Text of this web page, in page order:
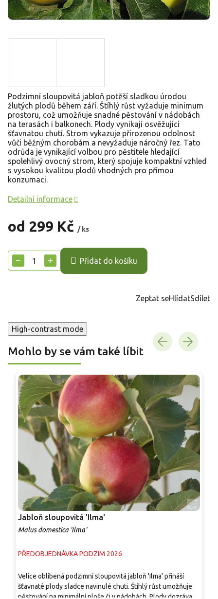
od 299 Kč / ks
cena:
+
− Přidat do košíku
Podzimní sloupovitá jabloň potěší sladkou úrodou
žlutých plodů během září. Štíhlý růst vyžaduje minimum
prostoru, což umožňuje snadné pěstování v nádobách
na terasách i balkonech. Plody vynikají osvěžující
šťavnatou chutí. Strom vykazuje přirozenou odolnost
vůči běžným chorobám a nevyžaduje náročný řez. Tato
odrůda je vynikající volbou pro pěstitele hledající
spolehlivý ovocný strom, který spojuje kompaktní vzhled
s vysokou kvalitou plodů vhodných pro přímou
konzumaci.
Detailní informace
Zeptat seHlídatSdílet
High-contrast mode
Mohlo by se vám také líbit
Jabloň sloupovitá 'Ilma'
Malus domestica 'Ilma'
PŘEDOBJEDNÁVKA PODZIM 2026
Velice oblíbená podzimní sloupovitá jabloň 'Ilma' přináší
šťavnaté plody sladce navinulé chuti. Štíhlý růst umožňuje
pěstování na minimální ploše či v nádobách. Plody dozrávají v